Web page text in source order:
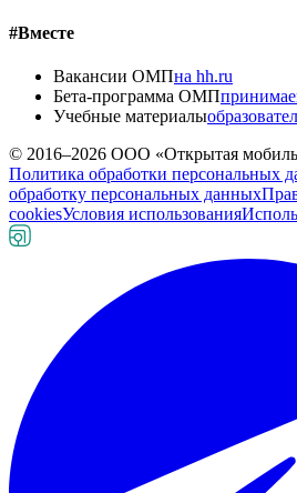
#Вместе
Вакансии ОМПна hh.ru
Бета-программа ОМП
Учебные материалы
© 2016–2026 ООО «Открытая
Политика обработки персональных
обработку персональных данных
cookiesУсловия использования